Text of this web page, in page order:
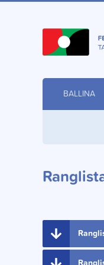
BALLINA